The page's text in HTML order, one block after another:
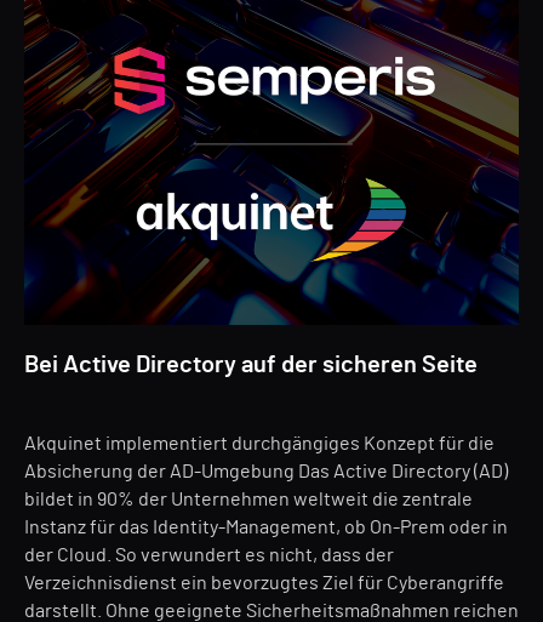
Bei Active Directory auf der sicheren Seite
Akquinet implementiert durchgängiges Konzept für die
Absicherung der AD-Umgebung Das Active Directory (AD)
bildet in 90% der Unternehmen weltweit die zentrale
Instanz für das Identity-Management, ob On-Prem oder in
der Cloud. So verwundert es nicht, dass der
Verzeichnisdienst ein bevorzugtes Ziel für Cyberangriffe
darstellt. Ohne geeignete Sicherheitsmaßnahmen reichen